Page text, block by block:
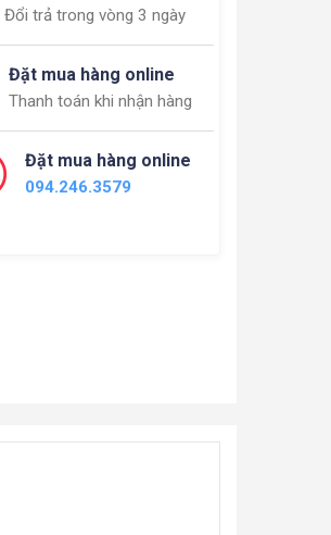
Đổi trả trong vòng 3 ngày
Đặt mua hàng online
Thanh toán khi nhận hàng
Đặt mua hàng online
094.246.3579